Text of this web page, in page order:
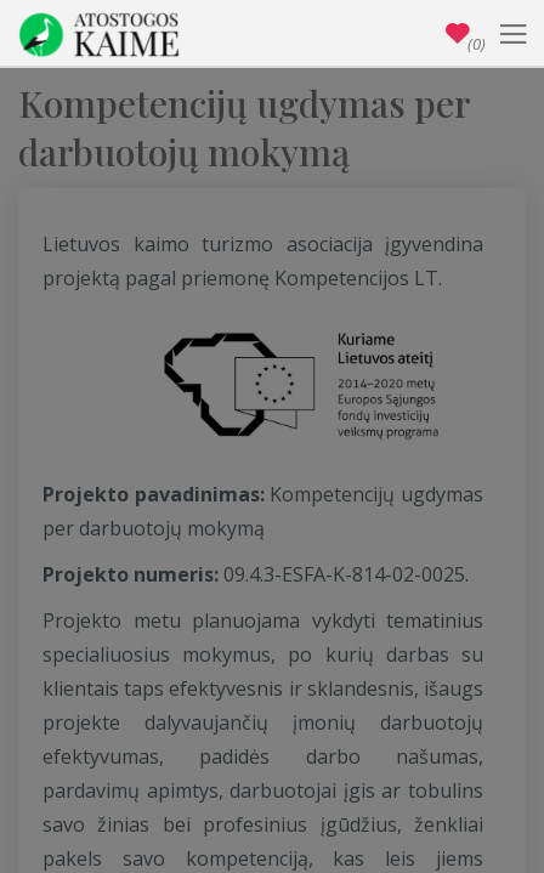
Kompetencijų ugdymas per
darbuotojų mokymą
Lietuvos kaimo turizmo asociacija įgyvendina
projektą pagal priemonę Kompetencijos LT.
Projekto pavadinimas:Kompetencijų ugdymas
per darbuotojų mokymą
Projekto numeris: 09.4.3-ESFA-K-814-02-0025.
Projekto metu planuojama vykdyti tematinius
specialiuosius mokymus, po kurių darbas su
klientais taps efektyvesnis ir sklandesnis, išaugs
projekte dalyvaujančių įmonių darbuotojų
efektyvumas, padidės darbo našumas,
pardavimų apimtys, darbuotojai įgis ar tobulins
savo žinias bei profesinius įgūdžius, ženkliai
pakels savo kompetenciją, kas leis jiems
(0)